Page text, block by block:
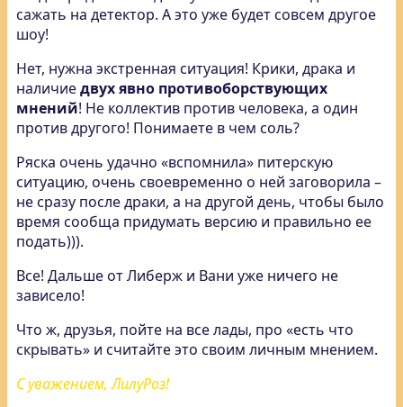
сажать на детектор. А это уже будет совсем другое
шоу!
Нет, нужна экстренная ситуация! Крики, драка и
наличиедвух явно противоборствующих
мнений! Не коллектив против человека, а один
против другого! Понимаете в чем соль?
Ряска очень удачно «вспомнила» питерскую
ситуацию, очень своевременно о ней заговорила –
не сразу после драки, а на другой день, чтобы было
время сообща придумать версию и правильно ее
подать))).
Все! Дальше от Либерж и Вани уже ничего не
зависело!
Что ж, друзья, пойте на все лады, про «есть что
скрывать» и считайте это своим личным мнением.
С уважением, ЛилуРоз!